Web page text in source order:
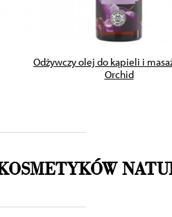
Odżywczy olej do kąpieli i
Orchid